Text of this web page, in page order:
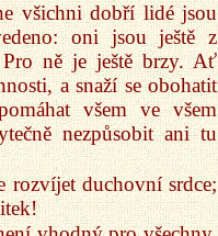
všichni dobří lidé jsou
oni jsou ještě z
Pro ně je ještě brzy. Ať
a snaží se obohatit
všem ve všem
nezpůsobit ani tu
rozvíjet duchovní srdce;